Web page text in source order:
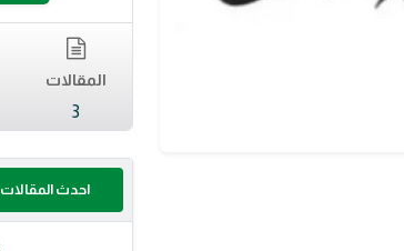
المقالات
3
احدث المقالات